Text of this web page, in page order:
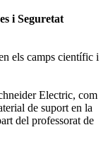
i Seguretat
els camps científic i
Electric, com
de suport en la
del professorat de